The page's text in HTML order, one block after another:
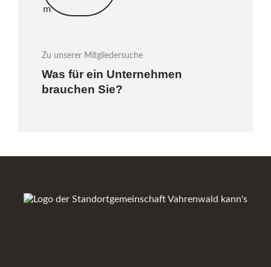
Zu unserer Mitgliedersuche
Was für ein Unternehmen
brauchen Sie?